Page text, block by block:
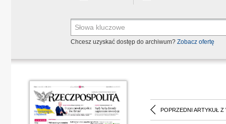
Chcesz uzyskać dostęp do archiwum? Zobacz ofertę
POPRZEDNI ARTYKUŁ Z